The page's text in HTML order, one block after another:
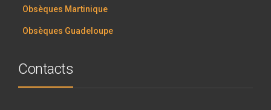
Obsèques Martinique
Obsèques Guadeloupe
Contacts